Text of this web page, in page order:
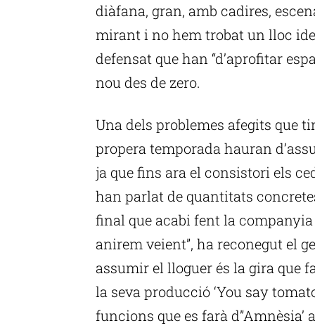
diàfana, gran, amb cadires,
mirant i no hem trobat un lloc
defensat que han “d’aprofitar
nou des de zero.
Una dels problemes afegits que
propera temporada hauran
ja que fins ara el consistori els
han parlat de quantitats
final que acabi fent la companyia
anirem veient”, ha reconegut el
assumir el lloguer és la gira que
la seva producció ‘You say
funcions que es farà